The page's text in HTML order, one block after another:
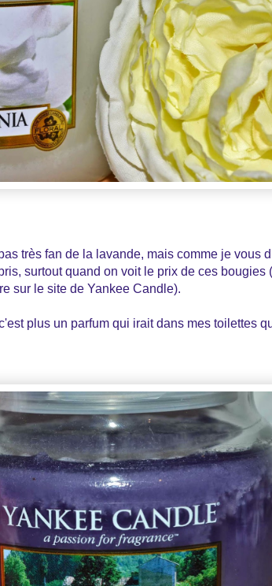
très fan de la lavande, mais comme je vous
surtout quand on voit le prix de ces bougies
sur le site de Yankee Candle).
plus un parfum qui irait dans mes toilettes